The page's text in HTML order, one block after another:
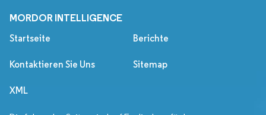
MORDOR INTELLIGENCE
Startseite Berichte
Kontaktieren Sie Uns Sitemap
XML